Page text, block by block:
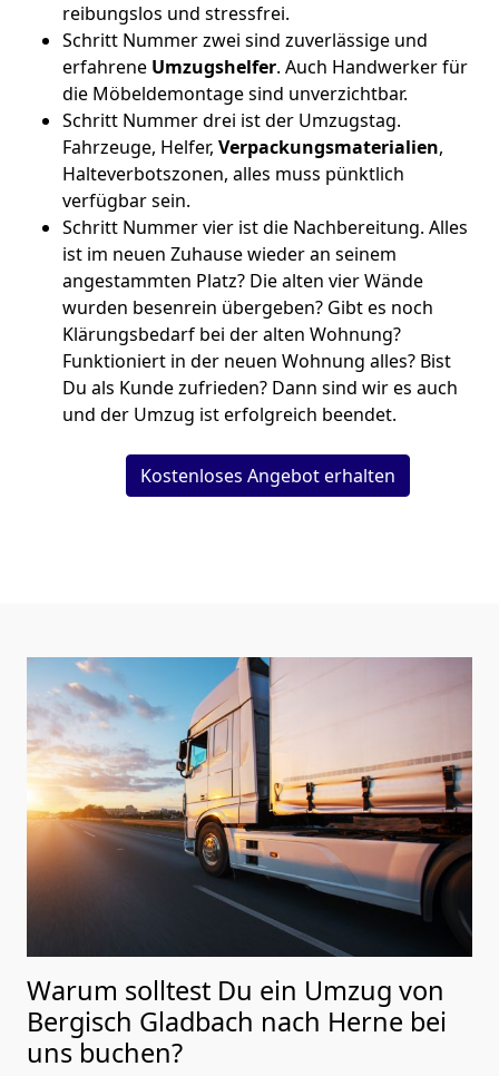
reibungslos und stressfrei.
Schritt Nummer zwei sind zuverlässige und
erfahrene Umzugshelfer. Auch Handwerker für
die Möbeldemontage sind unverzichtbar.
Schritt Nummer drei ist der Umzugstag.
Fahrzeuge, Helfer, Verpackungsmaterialien,
Halteverbotszonen, alles muss pünktlich
verfügbar sein.
Schritt Nummer vier ist die Nachbereitung. Alles
ist im neuen Zuhause wieder an seinem
angestammten Platz? Die alten vier Wände
wurden besenrein übergeben? Gibt es noch
Klärungsbedarf bei der alten Wohnung?
Funktioniert in der neuen Wohnung alles? Bist
Du als Kunde zufrieden? Dann sind wir es auch
und der Umzug ist erfolgreich beendet.
Kostenloses Angebot erhalten
Warum solltest Du ein Umzug von
Bergisch Gladbach nach Herne bei
uns buchen?